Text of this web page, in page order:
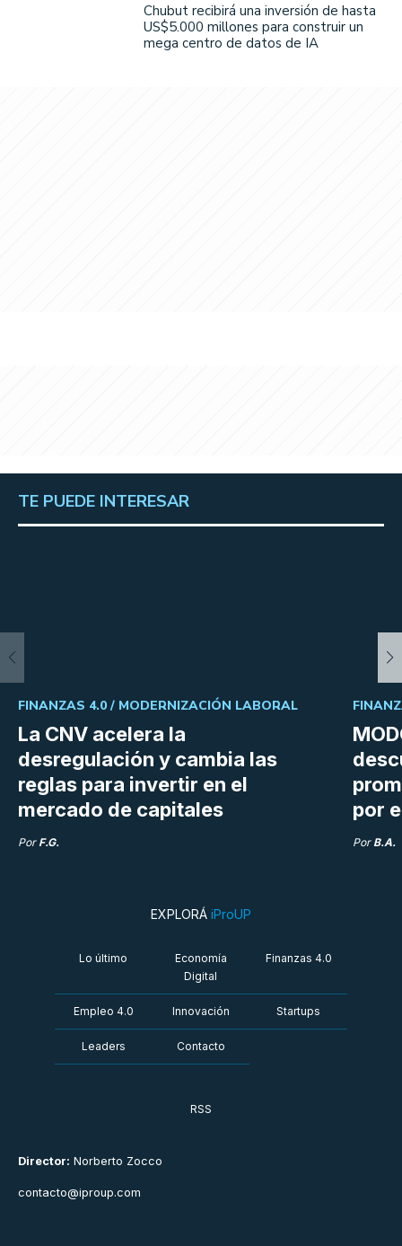
Chubut recibirá una inversión de hasta
US$5.000 millones para construir un
mega centro de datos de IA
TE PUEDE INTERESAR
La CNV acelera la
desregulación y cambia las
reglas para invertir en el
mercado de capitales
FINANZAS 4.0 / MODERNIZACIÓN LABORAL
Por F.G.
por
Por B.A.
Director: Norberto Zocco
contacto@iproup.com
EXPLORÁ iProUP
Lo último
Economía
Digital
Finanzas 4.0
Empleo 4.0 Innovación Startups
Leaders Contacto
RSS